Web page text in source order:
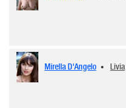
Mirella D'Angelo Livia